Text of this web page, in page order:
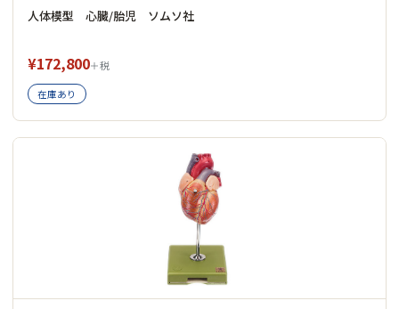
人体模型 心臓/胎児 ソムソ社
¥172,800＋税
在庫あり